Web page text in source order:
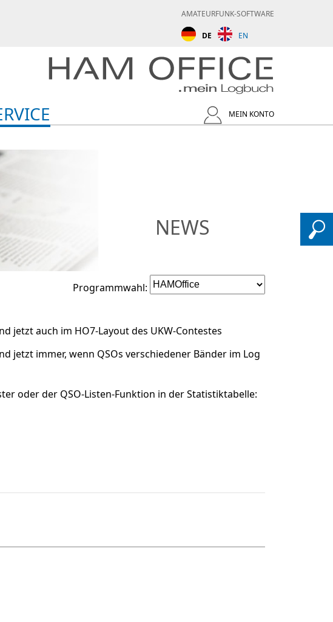
AMATEURFUNK-SOFTWARE
DE EN
MEIN KONTO
NEWS
Programmwahl:
jetzt auch im HO7-Layout des UKW-Contestes
jetzt immer, wenn QSOs verschiedener Bänder im Log
oder der QSO-Listen-Funktion in der Statistiktabelle: